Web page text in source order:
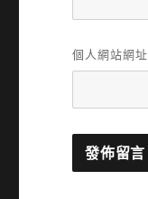
個人網站網址